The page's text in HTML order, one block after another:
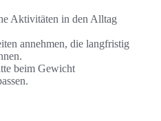
Aktivitäten in den Alltag
annehmen, die langfristig
beim Gewicht